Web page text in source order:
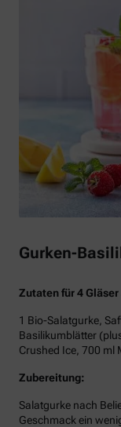
Gurken-
Zutaten für 4
1 Bio-Salatgurke,
Basilikumblätter
Crushed Ice, 700 ml
Zubereitung:
Salatgurke nach
Geschmack ein